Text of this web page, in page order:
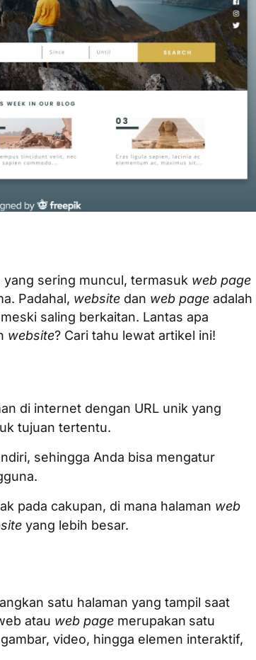
sering muncul, termasuk web page
Padahal, website dan web page adalah
saling berkaitan. Lantas apa
website? Cari tahu lewat artikel ini!
di internet dengan URL unik yang
tujuan tertentu.
sehingga Anda bisa mengatur
pada cakupan, di mana halaman web
yang lebih besar.
satu halaman yang tampil saat
atau web page merupakan satu
video, hingga elemen interaktif,